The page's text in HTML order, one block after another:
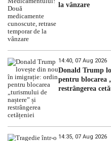
la vânzare
14:40, 07 Aug 2026
Donald Trump
pentru blocarea
restrângerea
14:35, 07 Aug 2026